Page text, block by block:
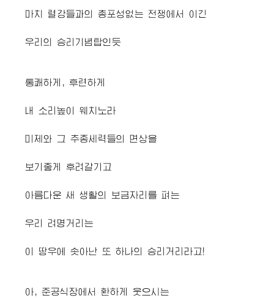
마치 렬강들과의 총포성없는 전쟁에서 이긴
우리의 승리기념탑인듯
통쾌하게, 후련하게
내 소리높이 웨치노라
미제와 그 추종세력들의 면상을
보기좋게 후려갈기고
아름다운 새 생활의 보금자리를 펴는
우리 려명거리는
이 땅우에 솟아난 또 하나의 승리거리라고!
아, 준공식장에서 환하게 웃으시는